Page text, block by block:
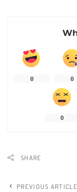
0 0
0
SHARE
PREVIOUS ARTICLE